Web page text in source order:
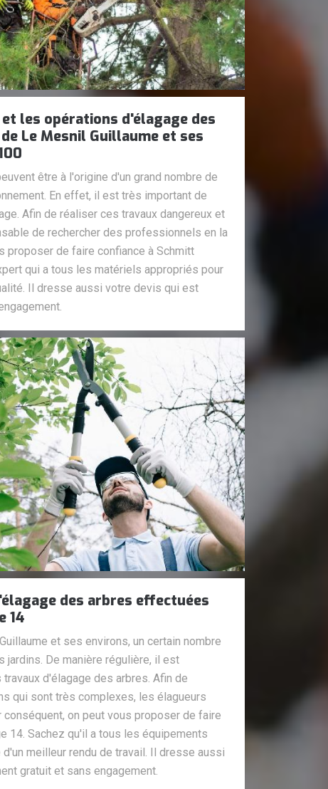
les opérations d'élagage des
Le Mesnil Guillaume et ses
être à l'origine d'un grand nombre de
En effet, il est très important de
Afin de réaliser ces travaux dangereux et
de rechercher des professionnels en la
proposer de faire confiance à Schmitt
qui a tous les matériels appropriés pour
Il dresse aussi votre devis qui est
des arbres effectuées
14
et ses environs, un certain nombre
De manière régulière, il est
d'élagage des arbres. Afin de
qui sont très complexes, les élagueurs
on peut vous proposer de faire
14. Sachez qu'il a tous les équipements
meilleur rendu de travail. Il dresse aussi
gratuit et sans engagement.